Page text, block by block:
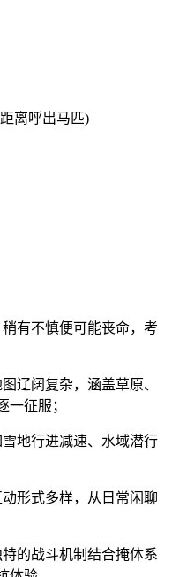
离呼出马匹)
有不慎便可能丧命，考
辽阔复杂，涵盖草原、
一征服；
地行进减速、水域潜行
形式多样，从日常闲聊
的战斗机制结合掩体系